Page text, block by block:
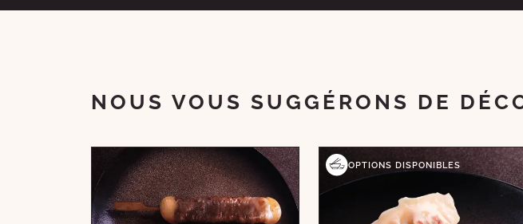
NOUS VOUS SUGGÉRONS DE
OPTIONS DISPONIBLES